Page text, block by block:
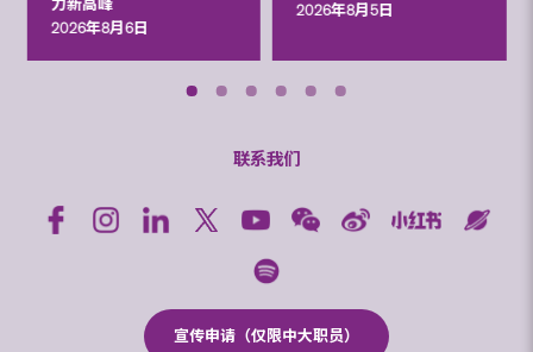
力新高峰
2026年8月6日
2026年8月5日
联系我们
宣传申请（仅限中大职员）